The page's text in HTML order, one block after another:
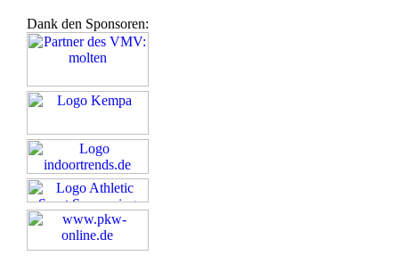
Dank den Sponsoren: